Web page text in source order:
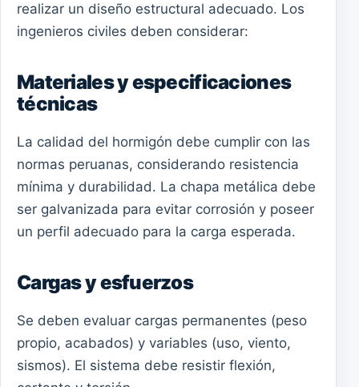
realizar un diseño estructural adecuado. Los
ingenieros civiles deben considerar:
Materiales y especificaciones
técnicas
La calidad del hormigón debe cumplir con las
normas peruanas, considerando resistencia
mínima y durabilidad. La chapa metálica debe
ser galvanizada para evitar corrosión y poseer
un perfil adecuado para la carga esperada.
Cargas y esfuerzos
Se deben evaluar cargas permanentes (peso
propio, acabados) y variables (uso, viento,
sismos). El sistema debe resistir flexión,